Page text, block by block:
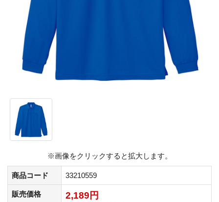
※画像をクリックすると拡大します。
商品コード 33210559
販売価格 2,189円